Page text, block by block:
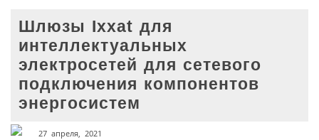
Шлюзы Ixxat для
интеллектуальных
электросетей для сетевого
подключения компонентов
энергосистем
27 апреля, 2021